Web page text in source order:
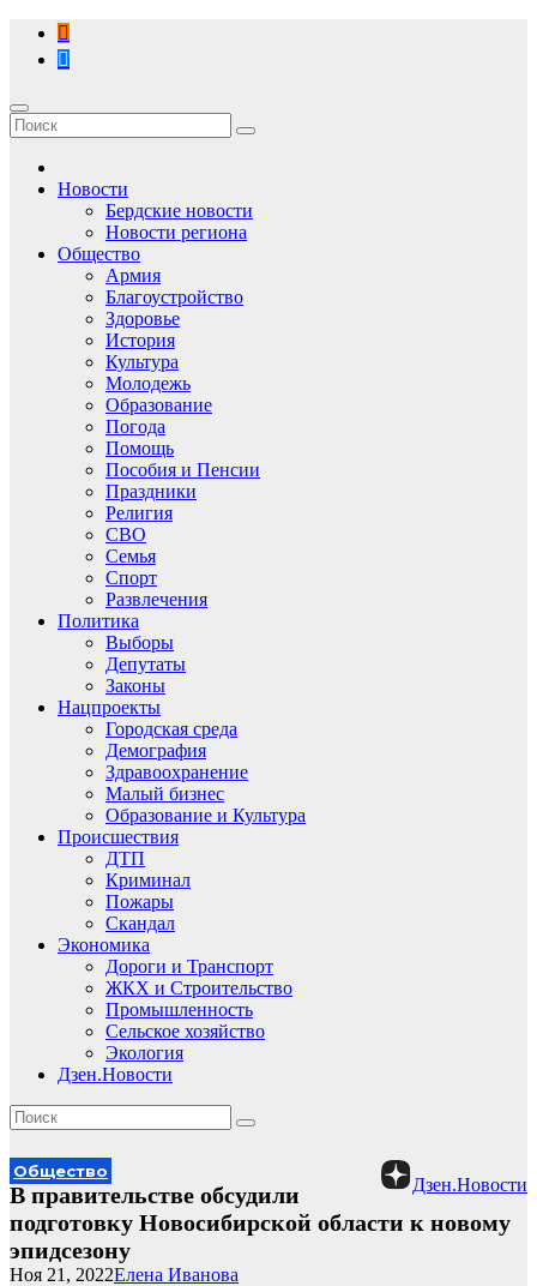
Перейти
содержимому
Новости
Бердские новости
Новости региона
Общество
Армия
Благоустройство
Здоровье
История
Культура
Молодежь
Образование
Погода
Помощь
Пособия и Пенсии
Праздники
Религия
СВО
Семья
Спорт
Развлечения
Политика
Выборы
Депутаты
Законы
Нацпроекты
Городская среда
Демография
Здравоохранение
Малый бизнес
Образование и Культура
Происшествия
ДТП
Криминал
Пожары
Скандал
Экономика
Дороги и Транспорт
ЖКХ и Строительство
Промышленность
Сельское хозяйство
Экология
Дзен.Новости
Дзен.Новости
Общество
В правительстве обсудили
подготовку Новосибирской области к новому
эпидсезону
Елена Иванова
Ноя 21, 2022